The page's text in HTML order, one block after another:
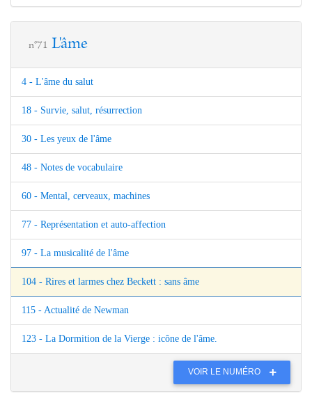
n°71 L'âme
4 - L'âme du salut
18 - Survie, salut, résurrection
30 - Les yeux de l'âme
48 - Notes de vocabulaire
60 - Mental, cerveaux, machines
77 - Représentation et auto-affection
97 - La musicalité de l'âme
104 - Rires et larmes chez Beckett : sans âme
115 - Actualité de Newman
123 - La Dormition de la Vierge : icône de l'âme.
VOIR LE NUMÉRO